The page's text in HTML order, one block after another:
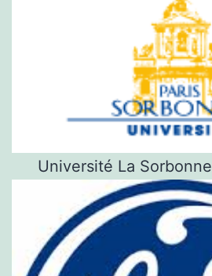
Université La Sorbonne